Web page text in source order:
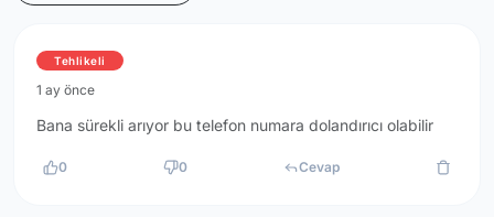
Tehlikeli
1 ay önce
Bana sürekli arıyor bu telefon numara dolandırıcı olabilir
0 0 Cevap